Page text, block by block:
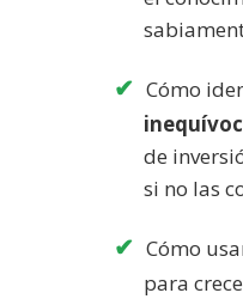
Cómo
de
si no las
Cómo
para